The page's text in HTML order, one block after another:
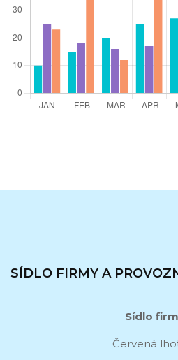
SÍDLO FIRMY A
Sídlo
Červená